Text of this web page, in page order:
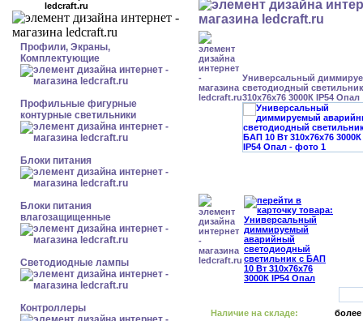
Профили, Экраны,
Комплектующие
Профильные фигурные
контурные светильники
Блоки питания
Блоки питания
влагозащищенные
Светодиодные лампы
Контроллеры
Универсальный
светодиодный
310x76x76 3000К IP54 Опал
Наличие на складе: более